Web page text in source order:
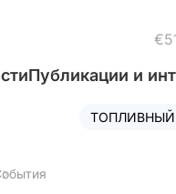
Публикации и
ТОПЛИВНЫЙ